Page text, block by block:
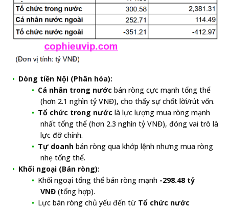
Dòng tiền Nội (Phân hóa):
Cá nhân trong nước bán ròng cực mạnh tổng thể
(hơn 2.1 nghìn tỷ VNĐ), cho thấy sự chốt lời/rút vốn.
Tổ chức trong nước là lực lượng mua ròng mạnh
nhất tổng thể (hơn 2.3 nghìn tỷ VNĐ), đóng vai trò là
lực đỡ chính.
Tự doanh bán ròng qua khớp lệnh nhưng mua ròng
nhẹ tổng thể.
Khối ngoại (Bán ròng):
Khối ngoại tổng thể bán ròng mạnh -298.48 tỷ
VNĐ (tổng hợp).
Lực bán ròng chủ yếu đến từ Tổ chức nước